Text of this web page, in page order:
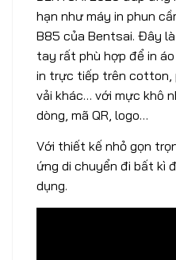
hạn như máy in phun
B85 của Bentsai. Đây
tay rất phù hợp để in
in trực tiếp trên cotton,
vải khác… với mực khô
dòng, mã QR, logo…
Với thiết kế nhỏ gọn
ứng di chuyển đi bất kì
dụng.